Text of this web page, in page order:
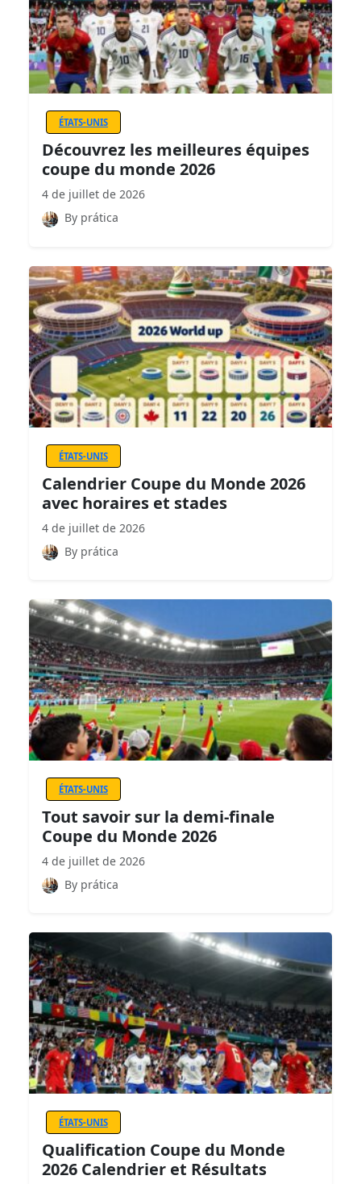
ÉTATS-UNIS
Découvrez les meilleures équipes
coupe du monde 2026
4 de juillet de 2026
By prática
ÉTATS-UNIS
Calendrier Coupe du Monde 2026
avec horaires et stades
4 de juillet de 2026
By prática
ÉTATS-UNIS
Tout savoir sur la demi-finale
Coupe du Monde 2026
4 de juillet de 2026
By prática
ÉTATS-UNIS
Qualification Coupe du Monde
2026 Calendrier et Résultats